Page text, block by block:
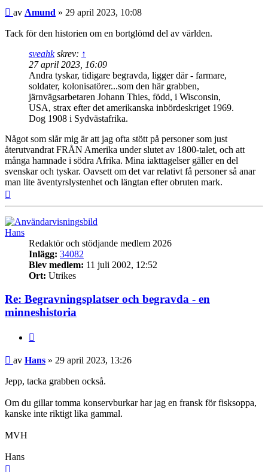
Inlägg
av Amund » 29 april 2023, 10:08
Tack för den historien om en bortglömd del av världen.
sveahkskrev: ↑
27 april 2023, 16:09
Andra tyskar, tidigare begravda, ligger där - farmare,
soldater, kolonisatörer...som den här grabben,
järnvägsarbetaren Johann Thies, född, i Wisconsin,
USA, strax efter det amerikanska inbördeskriget 1969.
Dog 1908 i Sydvästafrika.
Något som slår mig är att jag ofta stött på personer som just
återutvandrat FRÅN Amerika under slutet av 1800-talet, och att
många hamnade i södra Afrika. Mina iakttagelser gäller en del
svenskar och tyskar. Oavsett om det var relativt få personer så anar
man lite äventyrslystenhet och längtan efter obruten mark.
Hans
Redaktör och stödjande medlem 2026
Inlägg: 34082
Blev medlem: 11 juli 2002, 12:52
Ort: Utrikes
Re: Begravningsplatser och begravda - en
minneshistoria
Inlägg
av Hans » 29 april 2023, 13:26
Jepp, tacka grabben också.
Om du gillar tomma konservburkar har jag en fransk för fisksoppa,
kanske inte riktigt lika gammal.
MVH
Hans